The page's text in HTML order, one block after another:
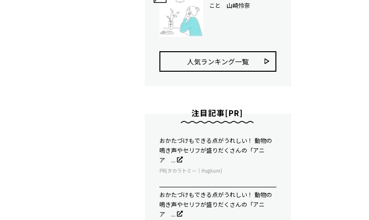
こと 山崎怜奈
人気ランキング⼀覧
注目記事[PR]
おかたづけもできる点がうれしい！ 動物の
鳴き声やセリフが盛りだくさんの「アニ
ア ...
PR(タカラトミー｜Hugkum)
おかたづけもできる点がうれしい！ 動物の
鳴き声やセリフが盛りだくさんの「アニ
ア ...